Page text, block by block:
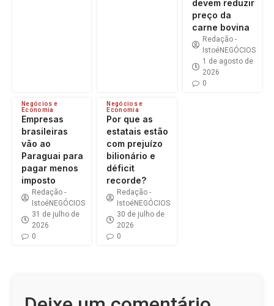
devem reduzir
preço da
carne bovina
Redação -
IstoéNEGÓCIOS
1 de agosto de
2026
0
Negócios e
Economia
Empresas
brasileiras
vão ao
Paraguai para
pagar menos
imposto
Redação -
IstoéNEGÓCIOS
31 de julho de
2026
0
Negócios e
Economia
Por que as
estatais estão
com prejuízo
bilionário e
déficit
recorde?
Redação -
IstoéNEGÓCIOS
30 de julho de
2026
0